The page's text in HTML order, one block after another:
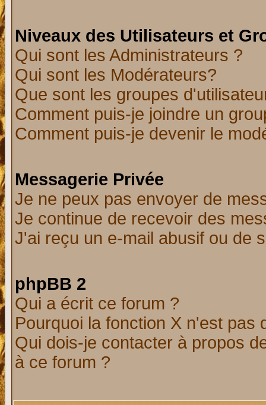
Niveaux des Utilisateurs et
Qui sont les Administrateurs ?
Qui sont les Modérateurs?
Que sont les groupes
Comment puis-je joindre un
Comment puis-je devenir le
Messagerie Privée
Je ne peux pas envoyer de
Je continue de recevoir des
J'ai reçu un e-mail abusif ou de
phpBB 2
Qui a écrit ce forum ?
Pourquoi la fonction X n'est pas
Qui dois-je contacter à propos
à ce forum ?